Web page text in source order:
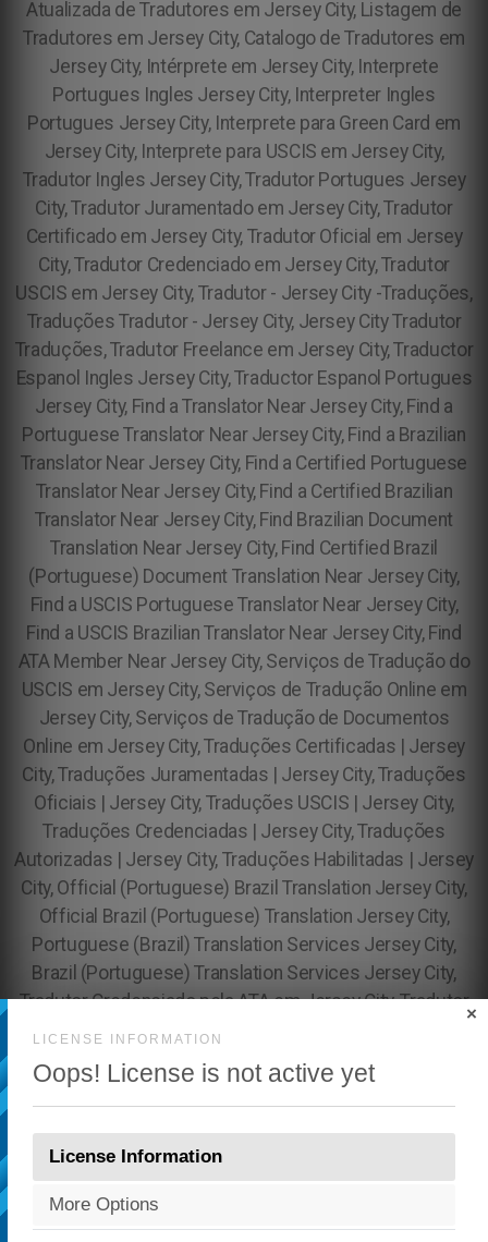
LICENSE INFORMATION
Oops! License is not active yet
×
License Information
More Options